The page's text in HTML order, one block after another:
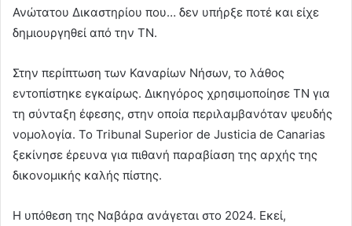
Ανώτατου Δικαστηρίου που… δεν υπήρξε ποτέ και είχε
δημιουργηθεί από την ΤΝ.
Στην περίπτωση των Καναρίων Νήσων, το λάθος
εντοπίστηκε εγκαίρως. Δικηγόρος χρησιμοποίησε ΤΝ για
τη σύνταξη έφεσης, στην οποία περιλαμβανόταν ψευδής
νομολογία. Το Tribunal Superior de Justicia de Canarias
ξεκίνησε έρευνα για πιθανή παραβίαση της αρχής της
δικονομικής καλής πίστης.
Η υπόθεση της Ναβάρα ανάγεται στο 2024. Εκεί,